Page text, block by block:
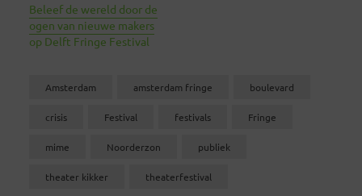
Beleef de wereld door de
ogen van nieuwe makers
op Delft Fringe Festival
Amsterdam amsterdam fringe boulevard
crisis Festival festivals Fringe
mime Noorderzon publiek
theater kikker theaterfestival